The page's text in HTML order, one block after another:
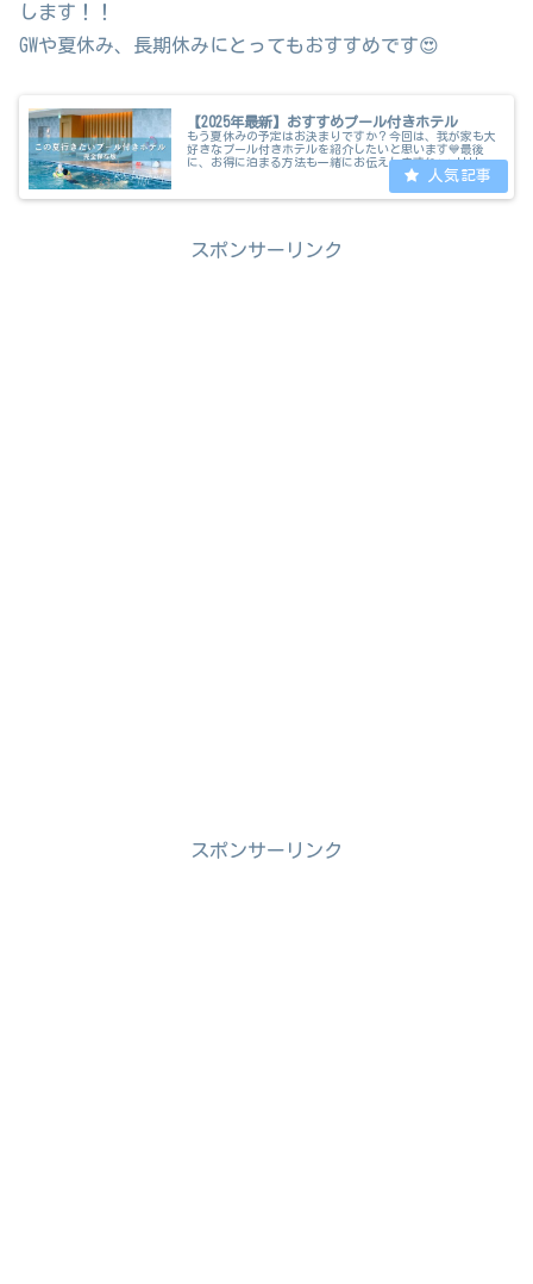
します！！
GWや夏休み、長期休みにとってもおすすめです😍
【2025年最新】おすすめプール付きホテル
もう夏休みの予定はお決まりですか？今回は、我が家も大
好きなプール付きホテルを紹介したいと思います💙最後
に、お得に泊まる方法も一緒にお伝えしますね✨✨リリこ
んにちは🎐🤍@riri_tabi15です！今回はインスタでも圧倒
スポンサーリンク
スポンサーリンク